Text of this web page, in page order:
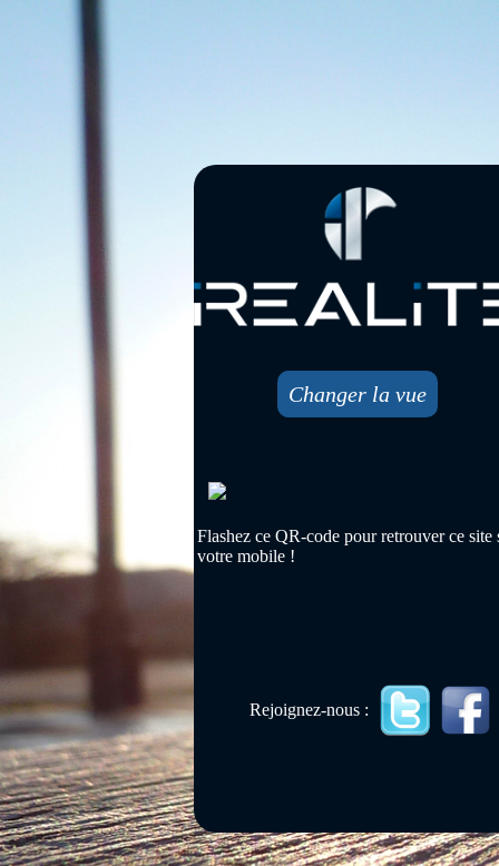
Changer la vue
Flashez ce QR-code pour retrouver ce site
votre mobile !
Rejoignez-nous :